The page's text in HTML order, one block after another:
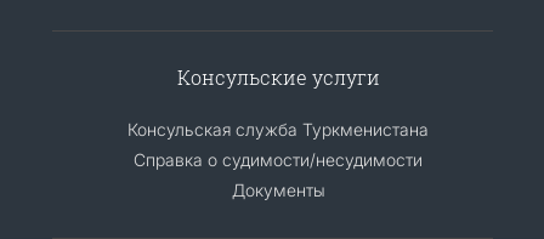
Консульские услуги
Консульская служба Туркменистана
Справка о судимости/несудимости
Документы